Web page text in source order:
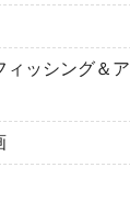
ィッシング＆ア